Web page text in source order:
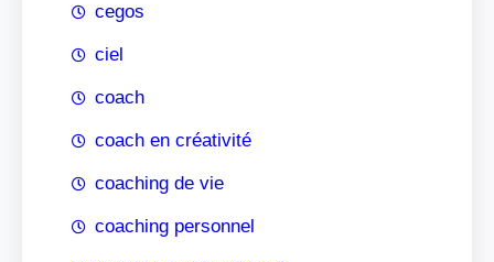
cegos
ciel
coach
coach en créativité
coaching de vie
coaching personnel